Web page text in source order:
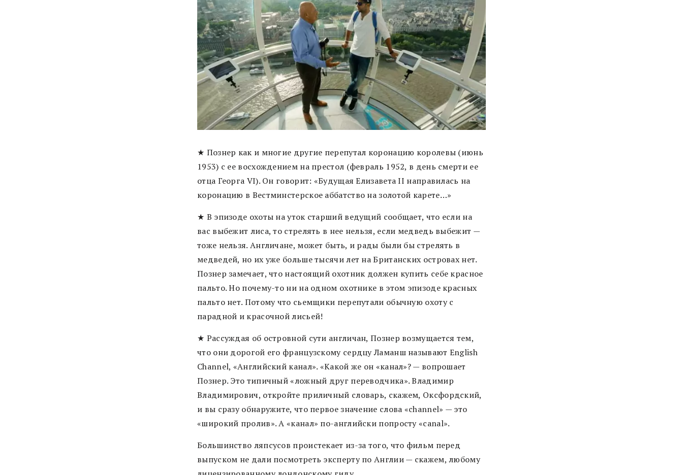
★ Познер как и многие другие перепутал коронацию королевы (июнь
1953) с ее восхождением на престол (февраль 1952, в день смерти ее
отца Георга VI). Он говорит: «Будущая Елизавета II направилась на
коронацию в Вестминстерское аббатство на золотой карете…»
★ В эпизоде охоты на уток cтарший ведущий сообщает, что если на
вас выбежит лиса, то стрелять в нее нельзя, если медведь выбежит —
тоже нельзя. Англичане, может быть, и рады были бы стрелять в
медведей, но их уже больше тысячи лет на Британских островах нет.
Познер замечает, что настоящий охотник должен купить себе красное
пальто. Но почему-то ни на одном охотнике в этом эпизоде красных
пальто нет. Потому что сьемщики перепутали обычную охоту с
парадной и красочной лисьей!
★ Рассуждая об островной сути англичан, Познер возмущается тем,
что они дорогой его французскому сердцу Ламанш называют English
Channel, «Английский канал». «Какой же он «канал»? — вопрошает
Познер. Это типичный «ложный друг переводчика». Владимир
Владимирович, откройте приличный словарь, скажем, Оксфордский,
и вы сразу обнаружите, что первое значение слова «channel» — это
«широкий пролив». А «канал» по-английски попросту «canal».
Большинство ляпсусов проистекает из-за того, что фильм перед
выпуском не дали посмотреть эксперту по Англии — скажем, любому